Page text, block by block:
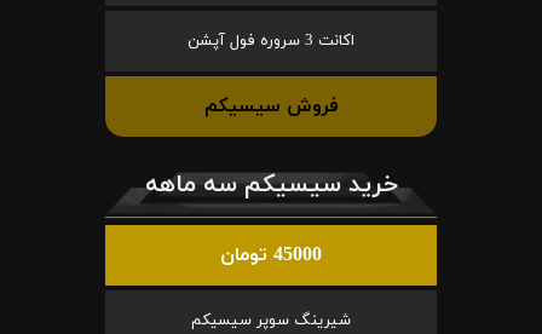
اکانت 3 سروره فول آپشن
فروش سیسیکم
خرید سیسیکم سه ماهه
45000 تومان
شیرینگ سوپر سیسیکم